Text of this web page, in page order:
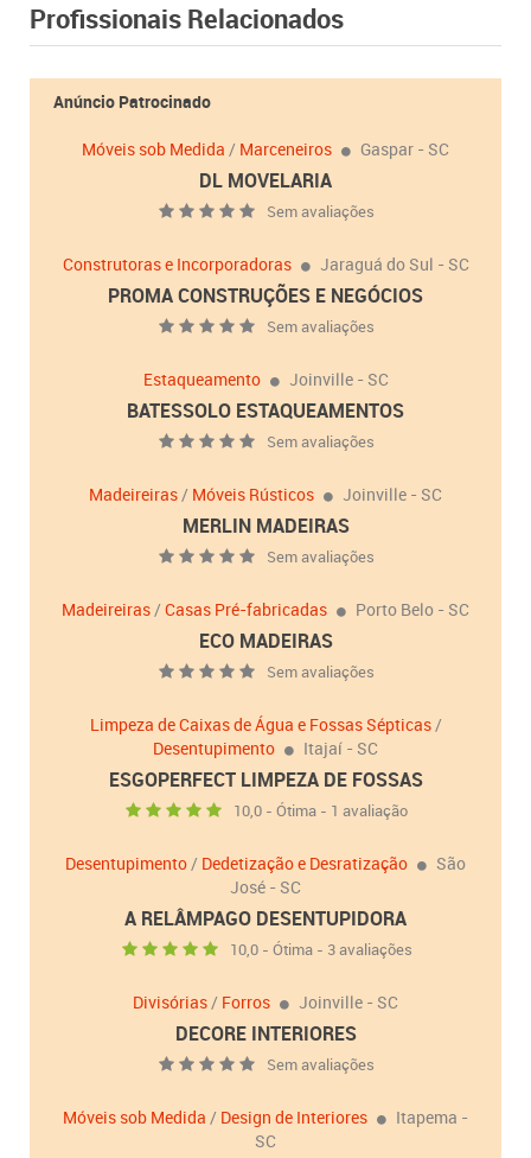
Profissionais Relacionados
Anúncio Patrocinado
Móveis sob Medida / Marceneiros Gaspar - SC
DL MOVELARIA
Sem avaliações
Construtoras e Incorporadoras Jaraguá do Sul - SC
PROMA CONSTRUÇÕES E NEGÓCIOS
Sem avaliações
Estaqueamento Joinville - SC
BATESSOLO ESTAQUEAMENTOS
Sem avaliações
Madeireiras/ Móveis Rústicos Joinville - SC
MERLIN MADEIRAS
Sem avaliações
Madeireiras/Casas Pré-fabricadas Porto Belo - SC
ECO MADEIRAS
Sem avaliações
Limpeza de Caixas de Água e Fossas Sépticas/
Desentupimento
Itajaí - SC
ESGOPERFECT LIMPEZA DE FOSSAS
10,0 - Ótima - 1 avaliação
Desentupimento/ Dedetização e Desratização
São
José - SC
A RELÂMPAGO DESENTUPIDORA
10,0 - Ótima - 3 avaliações
Divisórias/ Forros Joinville - SC
DECORE INTERIORES
Sem avaliações
Móveis sob Medida / Design de Interiores
Itapema -
SC